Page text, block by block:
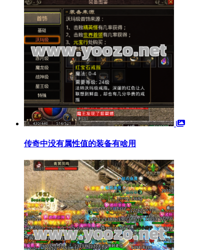
传奇中没有属性值的装备有啥用